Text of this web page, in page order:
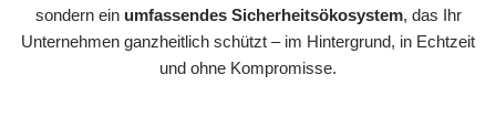
sondern ein umfassendes Sicherheitsökosystem, das Ihr
Unternehmen ganzheitlich schützt – im Hintergrund, in Echtzeit
und ohne Kompromisse.